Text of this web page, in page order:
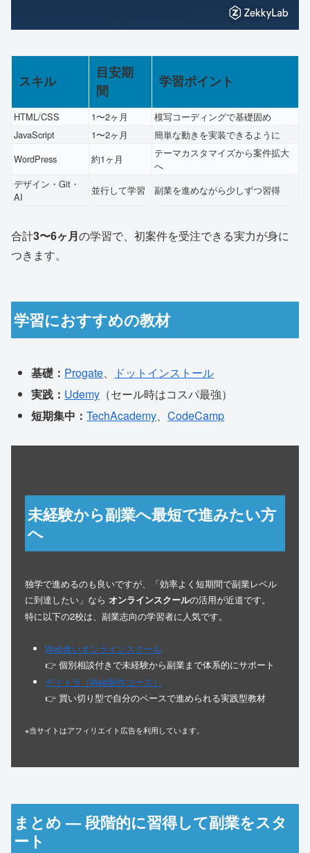
スキル
目安期
間
学習ポイント
HTML/CSS 1〜2ヶ月
模写コーディングで基礎固め
JavaScript
1〜2ヶ月
簡単な動きを実装できるように
WordPress
約1ヶ月
テーマカスタマイズから案件拡大
へ
デザイン・Git・
AI
並行して学習 副業を進めながら少しずつ習得
合計3〜6ヶ月の学習で、初案件を受注できる実力が身に
つきます。
学習におすすめの教材
基礎： Progate
ドットインストール
実践： Udemy （セール時はコスパ最強）
短期集中：TechAcademy、CodeCamp
未経験から副業へ最短で進みたい方
へ
独学で進めるのも良いですが、「効率よく短期間で副業レベル
に到達したい」なら オンラインスクールの活用が近道です。
特に以下の2校は、副業志向の学習者に人気です。
Web食いオンラインスクール
👉 個別相談付きで未経験から副業まで体系的にサポート
デイトラ（Web制作コース）
👉 買い切り型で自分のペースで進められる実践型教材
※当サイトはアフィリエイト広告を利用しています。
まとめ — 段階的に習得して副業をスタ
ート